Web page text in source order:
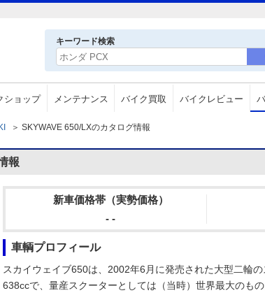
キーワード検索
ショップ メンテナンス バイク買取 バイクレビュー
＞ SKYWAVE 650/LXのカタログ情報
報
新車価格帯（実勢価格）
- -
車輌プロフィール
スカイウェイブ650は、2002年6月に発売された大型二輪
638ccで、量産スクーターとしては（当時）世界最大のも